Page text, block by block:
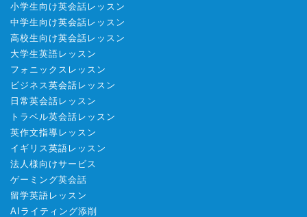
小学生向け英会話レッスン
中学生向け英会話レッスン
高校生向け英会話レッスン
大学生英語レッスン
フォニックスレッスン
ビジネス英会話レッスン
日常英会話レッスン
トラベル英会話レッスン
英作文指導レッスン
イギリス英語レッスン
法人様向けサービス
ゲーミング英会話
留学英語レッスン
AIライティング添削